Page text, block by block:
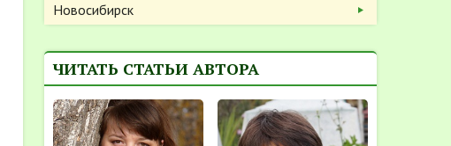
Новосибирск
ЧИТАТЬ СТАТЬИ АВТОРА